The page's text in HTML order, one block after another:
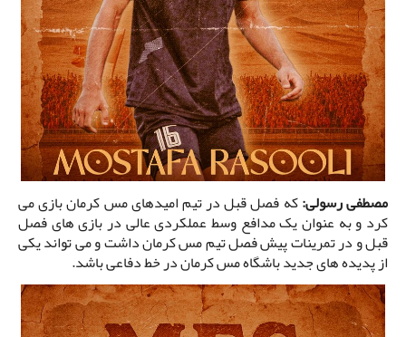
مصطفی رسولی:که فصل قبل در تیم امیدهای مس کرمان بازی می
کرد و به عنوان یک مدافع وسط عملکردی عالی در بازی های فصل
قبل و در تمرینات پیش فصل تیم مس کرمان داشت و می تواند یکی
از پدیده های جدید باشگاه مس کرمان در خط دفاعی باشد.